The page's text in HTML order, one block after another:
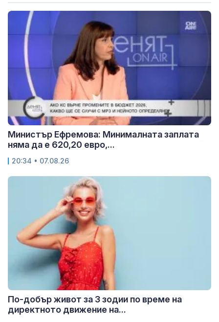
Министър Ефремова: Минималната заплата
няма да е 620,20 евро,...
20:34 • 07.08.26
По-добър живот за 3 зодии по време на
директното движение на...